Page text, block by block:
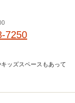
7250
ッズスペースもあって